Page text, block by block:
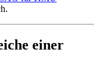
einer